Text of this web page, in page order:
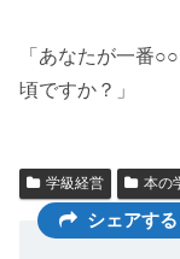
「あなたが一番
頃ですか？」
学級経営 本の
シェアする